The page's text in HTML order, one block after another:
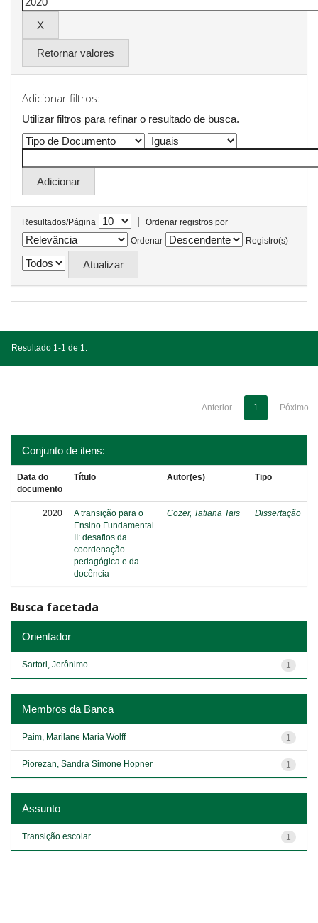
Retornar valores
Adicionar filtros:
Utilizar filtros para refinar o resultado de busca.
Resultados/Página |
Ordenar registros por
Ordenar
Registro(s)
Resultado 1-1 de 1.
Anterior 1 Póximo
Conjunto de itens:
Data do
documento
Título Autor(es) Tipo
2020
A transição para o
Ensino Fundamental
II: desafios da
coordenação
pedagógica e da
docência
Cozer, Tatiana Tais Dissertação
Busca facetada
Orientador
1
Sartori, Jerônimo
Membros da Banca
1
Paim, Marilane Maria Wolff
1
Piorezan, Sandra Simone Hopner
Assunto
1
Transição escolar